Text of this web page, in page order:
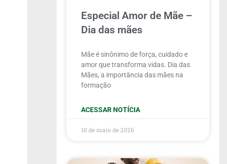
Especial Amor de Mãe –
Dia das mães
Mãe é sinônimo de força, cuidado e
amor que transforma vidas. Dia das
Mães, a importância das mães na
formação
ACESSAR NOTÍCIA
10 de maio de 2026